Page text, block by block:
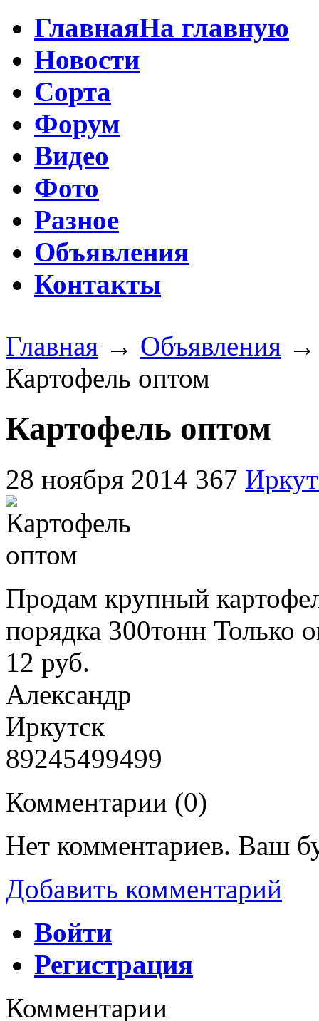
ГлавнаяНа главную
Новости
Сорта
Форум
Видео
Фото
Разное
Объявления
Контакты
Главная → Объявления
Картофель оптом
Картофель оптом
28 ноября 2014 367
Продам крупный
порядка 300тонн Только
12 руб.
Александр
Иркутск
89245499499
Комментарии (0)
Нет комментариев. Ваш
Добавить комментарий
Войти
Регистрация
Комментарии